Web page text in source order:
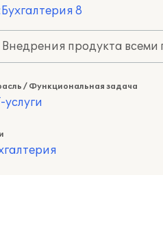
8
Внедрения продукта
/ Функциональная задача